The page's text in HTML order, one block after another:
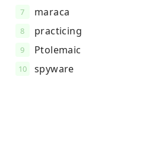
7 maraca
8 practicing
9 Ptolemaic
10 spyware